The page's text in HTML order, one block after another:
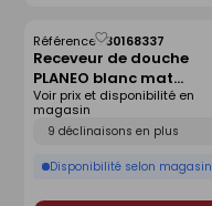
Receveur de douche
PLANEO blanc mat
antidérapant - 180 x 90
cm
Référence :30168337
Déclinaison
Disponibilité selon magasin
Voir prix et disponibilité en
magasin
Enregistrer
comme
liste